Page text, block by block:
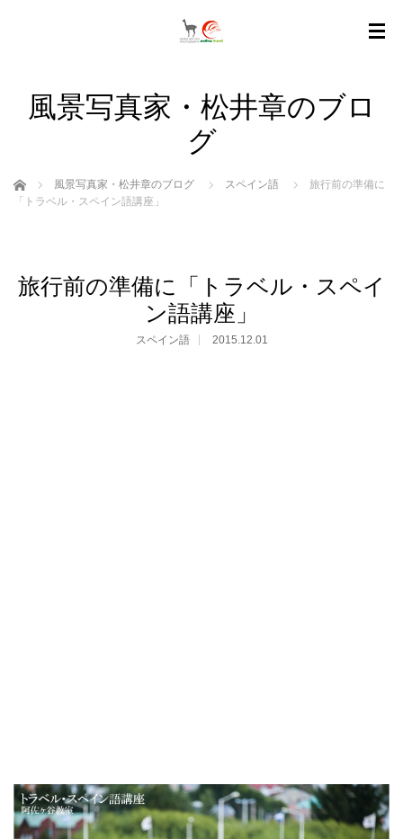
風景写真家・松井章のブロ
グ
ホーム 風景写真家・松井章のブログ スペイン語
旅行前の準備に
「トラベル・スペイン語講座」
旅行前の準備に「トラベル・スペイ
ン語講座」
スペイン語 2015.12.01